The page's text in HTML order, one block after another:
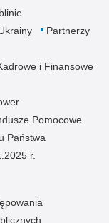
Partnerzy
i Finansowe
Pomocowe
Państwa
r.